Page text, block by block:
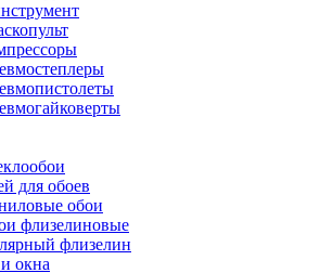
для обоев
обои
флизелиновые
флизелин